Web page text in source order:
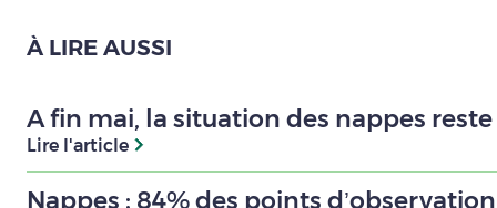
À LIRE AUSSI
A fin mai, la situation des nappes
Lire l'article
Nappes : 84% des points